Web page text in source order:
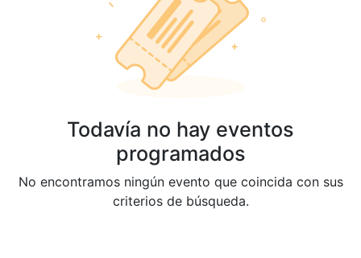
Todavía no hay eventos
programados
No encontramos ningún evento que coincida con sus
criterios de búsqueda.